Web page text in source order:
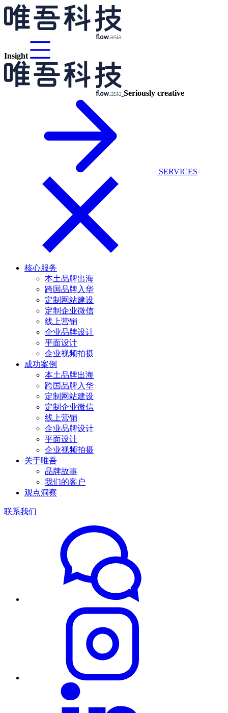
Insight
Seriously creative
SERVICES
核心服务
本土品牌出海
跨国品牌入华
定制网站建设
定制企业微信
线上营销
企业品牌设计
平面设计
企业视频拍摄
成功案例
本土品牌出海
跨国品牌入华
定制网站建设
定制企业微信
线上营销
企业品牌设计
平面设计
企业视频拍摄
关于唯吾
品牌故事
我们的客户
观点洞察
联系我们